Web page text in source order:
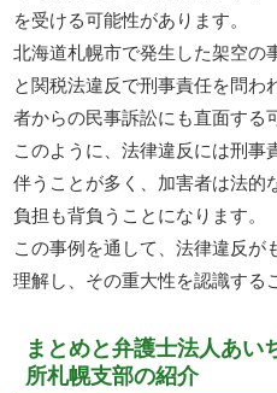
を受ける可能性があります。
北海道札幌市で発生した架空の
と関税法違反で刑事責任を問
者からの民事訴訟にも直面する
このように、法律違反には刑事
伴うことが多く、加害者は法的
負担も背負うことになります。
この事例を通して、法律違反が
理解し、その重大性を認識する
まとめと弁護士法人あい
所札幌支部の紹介